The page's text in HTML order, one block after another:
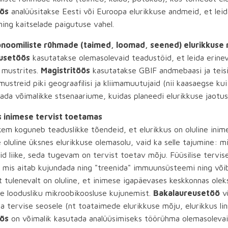
analüüsitakse Eesti või Euroopa elurikkuse andmeid, et
kaitselade paigutuse vahel.
rühmade (taimed, loomad, seened) elurikkuse
kasutatakse olemasolevaid teadustöid, et leida
Magistritöös kasutatakse GBIF andmebaasi ja
piki geograafilisi ja kliimamuutujaid (nii kaasaegse
võimalikke stsenaariume, kuidas planeedi elurikkuse
inimese tervist toetamas
koguneb teaduslikke tõendeid, et elurikkus on oluline
oluline üksnes elurikkuse olemasolu, vaid ka selle tajumine:
liike, seda tugevam on tervist toetav mõju. Füüsilise
mis aitab kujundada ning "treenida" immuunsüsteemi ning
tulenevalt on oluline, et inimese igapäevases keskkonnas
loodusliku mikroobikoosluse kujunemist. Bakalaureusetöö
tervise seosele (nt toataimede elurikkuse mõju, elurikkus
on võimalik kasutada analüüsimiseks töörühma